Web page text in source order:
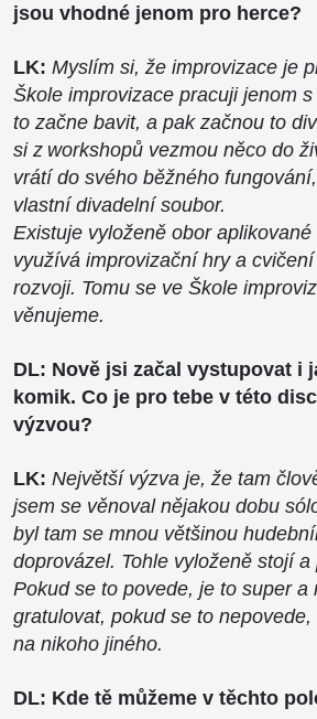
jsou vhodné jenom pro herce?
LK: Myslím si, že improvizace je
Škole improvizace pracuji jenom
to začne bavit, a pak začnou to
si z workshopů vezmou něco do
vrátí do svého běžného
vlastní divadelní soubor.
Existuje vyloženě obor
využívá improvizační hry a
rozvoji. Tomu se ve Škole
věnujeme.
DL: Nově jsi začal vystupovat i
komik. Co je pro tebe v této
výzvou?
LK: Největší výzva je, že tam
jsem se věnoval nějakou dobu
byl tam se mnou většinou
doprovázel. Tohle vyloženě stojí a
Pokud se to povede, je to super a
gratulovat, pokud se to
na nikoho jiného.
DL: Kde tě můžeme v těchto